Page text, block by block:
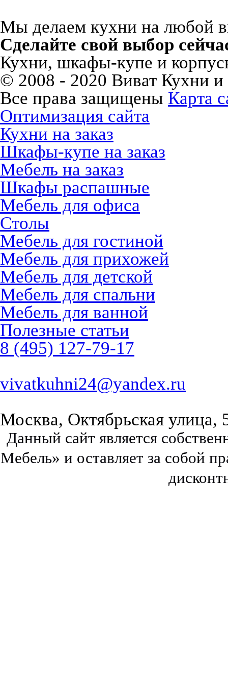
Мы делаем кухни на любой
Сделайте свой выбор
Кухни, шкафы-купе и
© 2008 - 2020 Виват Кухни
Все права защищены Карта
Оптимизация сайта
Кухни на заказ
Шкафы-купе на заказ
Мебель на заказ
Шкафы распашные
Мебель для офиса
Столы
Мебель для гостиной
Мебель для прихожей
Мебель для детской
Мебель для спальни
Мебель для ванной
Полезные статьи
8 (495) 127-79-17
vivatkuhni24@yandex.ru
Москва, Октябрьская улица,
Данный сайт является
Мебель» и оставляет за собой